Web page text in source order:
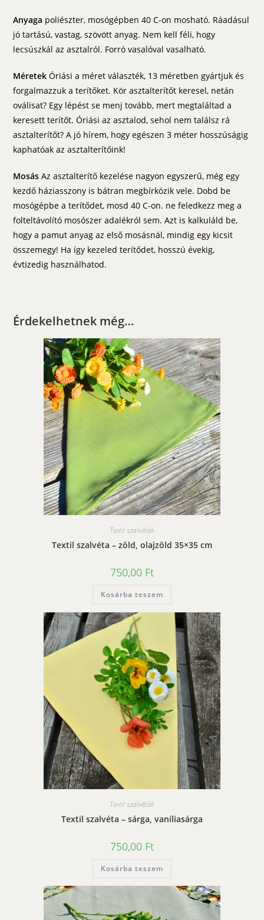
Anyaga poliészter, mosógépben 40 C-on mosható. Ráadásul
jó tartású, vastag, szövött anyag. Nem kell féli, hogy
lecsúszkál az asztalról. Forró vasalóval vasalható.
MéretekÓriási a méret választék, 13 méretben gyártjuk és
forgalmazzuk a terítőket. Kör asztalterítőt keresel, netán
oválisat? Egy lépést se menj tovább, mert megtaláltad a
keresett terítőt. Óriási az asztalod, sehol nem találsz rá
asztalterítőt? A jó hírem, hogy egészen 3 méter hosszúságig
kaphatóak az asztalterítőink!
Mosás Az asztalterítő kezelése nagyon egyszerű, még egy
kezdő háziasszony is bátran megbírkózik vele. Dobd be
mosógépbe a terítődet, mosd 40 C-on. ne feledkezz meg a
folteltávolító mosószer adalékról sem. Azt is kalkuláld be,
hogy a pamut anyag az első mosásnál, mindig egy kicsit
összemegy! Ha így kezeled terítődet, hosszú évekig,
évtizedig használhatod.
Érdekelhetnek még…
Textil szalvéták
Textil szalvéta – zöld, olajzöld 35×35 cm
750,00 Ft
Kosárba teszem
Textil szalvéták
Textil szalvéta – sárga, vaníliasárga
750,00 Ft
Kosárba teszem